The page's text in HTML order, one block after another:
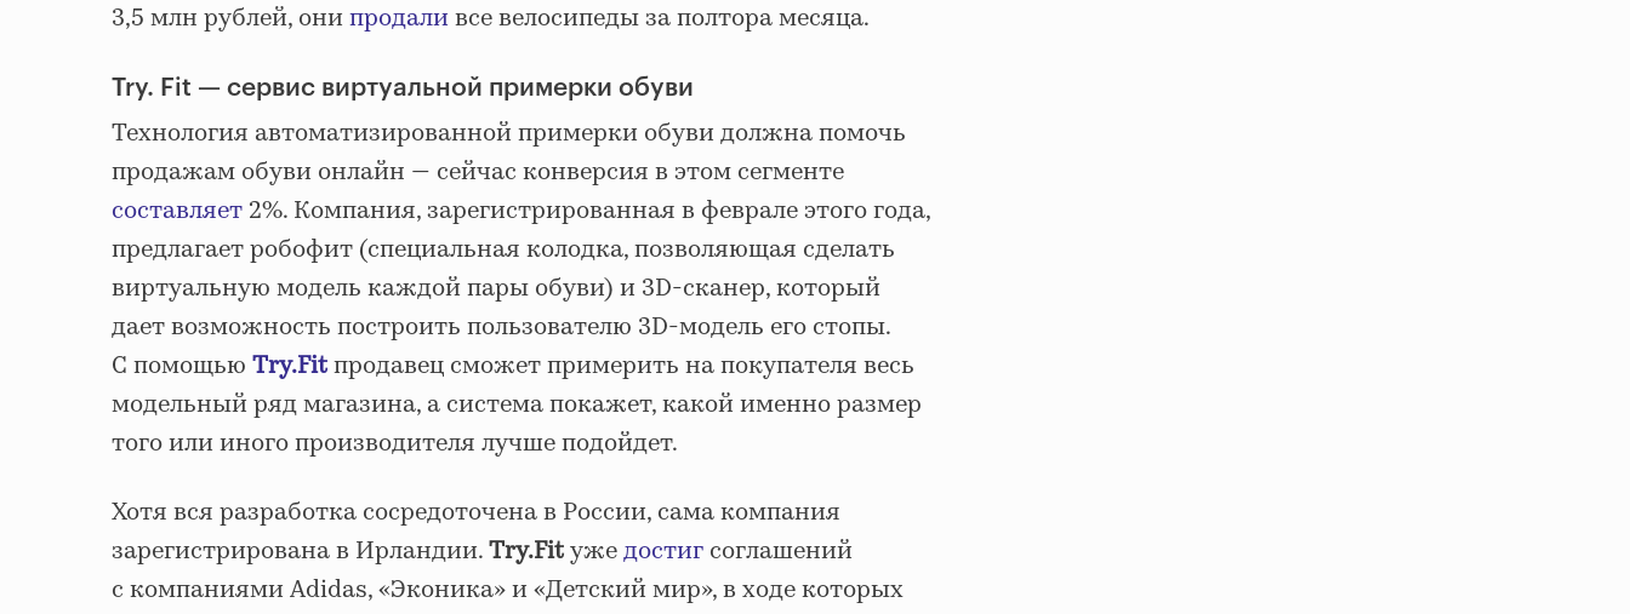
3,5 млн рублей, они продали все велосипеды за полтора месяца.
Try. Fit — сервис виртуальной примерки обуви
Технология автоматизированной примерки обуви должна помочь
продажам обуви онлайн — сейчас конверсия в этом сегменте
составляет 2%. Компания, зарегистрированная в феврале этого года,
предлагает робофит (специальная колодка, позволяющая сделать
виртуальную модель каждой пары обуви) и 3D-сканер, который
дает возможность построить пользователю 3D-модель его стопы.
С помощью Try.Fitпродавец сможет примерить на покупателя весь
модельный ряд магазина, а система покажет, какой именно размер
того или иного производителя лучше подойдет.
Хотя вся разработка сосредоточена в России, сама компания
зарегистрирована в Ирландии.Try.Fitужедостиг соглашений
с компаниями Adidas, «Эконика» и «Детский мир», в ходе которых